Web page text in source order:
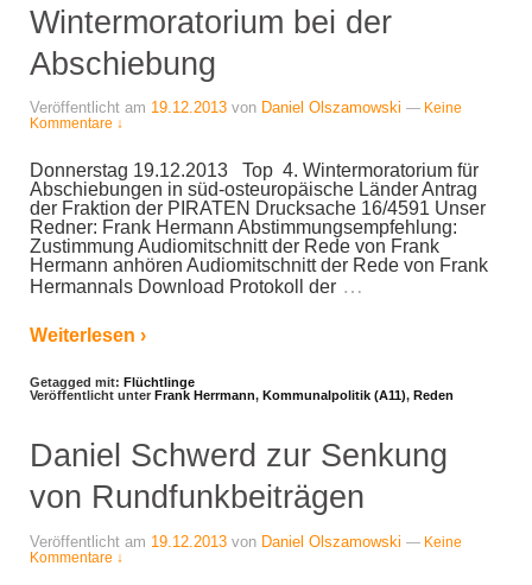
Wintermoratorium bei der
Abschiebung
Veröffentlicht am 19.12.2013 von Daniel Olszamowski — Keine
Kommentare ↓
Donnerstag 19.12.2013 Top 4. Wintermoratorium für
Abschiebungen in süd-osteuropäische Länder Antrag
der Fraktion der PIRATEN Drucksache 16/4591 Unser
Redner: Frank Hermann Abstimmungsempfehlung:
Zustimmung Audiomitschnitt der Rede von Frank
Hermann anhören Audiomitschnitt der Rede von Frank
Hermannals Download Protokoll der …
Weiterlesen ›
Getagged mit: Flüchtlinge
Veröffentlicht unter Frank Herrmann, Kommunalpolitik (A11), Reden
Daniel Schwerd zur Senkung
von Rundfunkbeiträgen
Veröffentlicht am 19.12.2013 von Daniel Olszamowski — Keine
Kommentare ↓